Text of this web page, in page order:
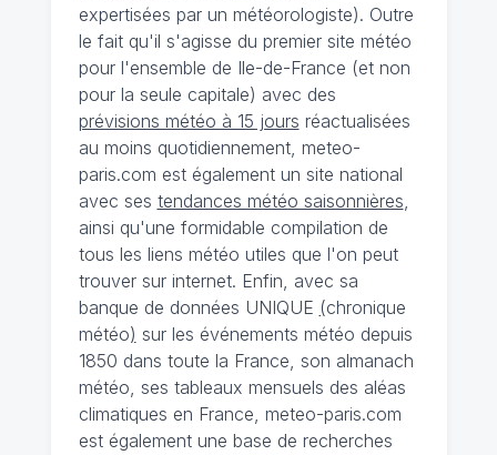
expertisées par un météorologiste). Outre
le fait qu'il s'agisse du premier site météo
pour l'ensemble de Ile-de-France (et non
pour la seule capitale) avec des
prévisions météo à 15 jours réactualisées
au moins quotidiennement, meteo-
paris.com est également un site national
avec ses tendances météo saisonnières,
ainsi qu'une formidable compilation de
tous les liens météo utiles que l'on peut
trouver sur internet. Enfin, avec sa
banque de données UNIQUE (chronique
météo) sur les événements météo depuis
1850 dans toute la France, son almanach
météo, ses tableaux mensuels des aléas
climatiques en France, meteo-paris.com
est également une base de recherches